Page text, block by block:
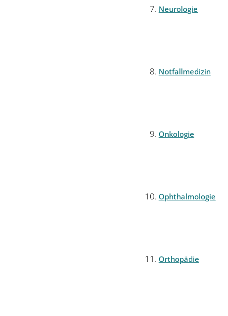
Neurologie
Notfallmedizin
Onkologie
Ophthalmologie
Orthopädie